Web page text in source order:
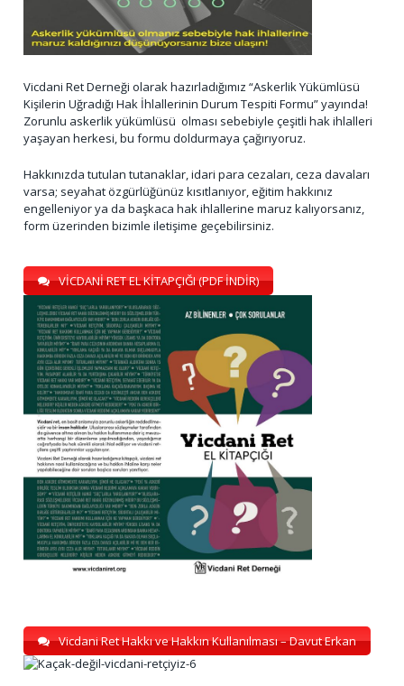
Vicdani Ret Derneği olarak hazırladığımız “Askerlik Yükümlüsü
Kişilerin Uğradığı Hak İhlallerinin Durum Tespiti Formu” yayında!
Zorunlu askerlik yükümlüsü olması sebebiyle çeşitli hak ihlalleri
yaşayan herkesi, bu formu doldurmaya çağırıyoruz.
Hakkınızda tutulan tutanaklar, idari para cezaları, ceza davaları
varsa; seyahat özgürlüğünüz kısıtlanıyor, eğitim hakkınız
engelleniyor ya da başkaca hak ihlallerine maruz kalıyorsanız,
form üzerinden bizimle iletişime geçebilirsiniz.
VİCDANİ RET EL KİTAPÇIĞI (PDF İNDİR)
Vicdani Ret Hakkı ve Hakkın Kullanılması – Davut Erkan